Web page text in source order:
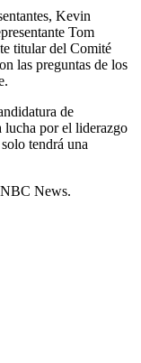
Kevin
Tom
titular del Comité
las preguntas de los
de
lucha por el liderazgo
tendrá una
NBC News.